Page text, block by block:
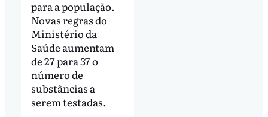
para a população.
Novas regras do
Ministério da
Saúde aumentam
de 27 para 37 o
número de
substâncias a
serem testadas.